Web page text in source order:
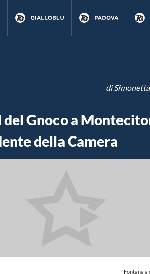
di
del Gnoco a
della Camera
Fontana a